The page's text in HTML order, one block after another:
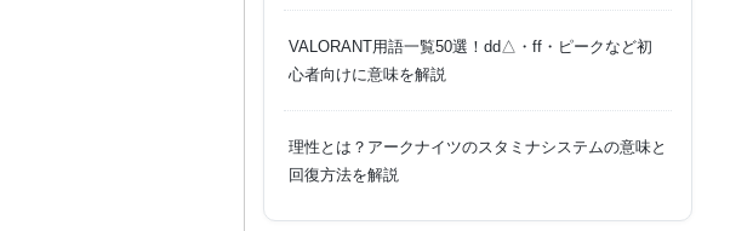
VALORANT用語一覧50選！dd△・ff・ピークなど初
心者向けに意味を解説
理性とは？アークナイツのスタミナシステムの意味と
回復方法を解説